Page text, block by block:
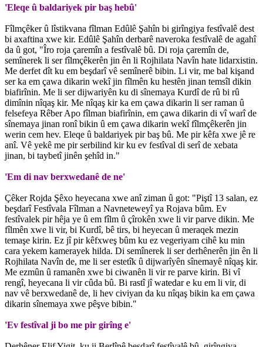
'Eleqe û baldariyek pir baş hebû'
Fîlmçêker û lîstikvana fîlman Edûlê Şahîn bi girîngiya festîvalê dest
bi axaftina xwe kir. Edûlê Şahîn derbarê naveroka festîvalê de agahî
da û got, "Îro roja çaremîn a festîvalê bû. Di roja çaremîn de,
semînerek li ser fîlmçêkerên jin ên li Rojhilata Navîn hate lidarxistin.
Me derfet dît ku em beşdarî vê semînerê bibin. Li vir, me bal kişand
ser ka em çawa dikarin wekî jin fîlmên ku hestên jinan temsîl dikin
biafirînin. Me li ser dijwariyên ku di sînemaya Kurdî de rû bi rû
dimînin nîqaş kir. Me nîqaş kir ka em çawa dikarin li ser raman û
felsefeya Rêber Apo fîlman biafirînin, em çawa dikarin di vî warî de
sînemaya jinan ronî bikin û em çawa dikarin wekî fîlmçêkerên jin
werin cem hev. Eleqe û baldariyek pir baş bû. Me pir kêfa xwe jê re
anî. Vê yekê me pir serbilind kir ku ev festîval di serî de xebata
jinan, bi taybetî jinên şehîd in."
'Em di nav berxwedanê de ne'
Çêker Rojda Şêxo heyecana xwe anî ziman û got: "Piştî 13 salan, ez
beşdarî Festîvala Fîlman a Navneteweyî ya Rojava bûm. Ev
festîvalek pir hêja ye û em fîlm û çîrokên xwe li vir parve dikin. Me
fîlmên xwe li vir, bi Kurdî, bê tirs, bi heyecan û meraqek mezin
temaşe kirin. Ez jî pir kêfxweş bûm ku ez vegeriyam cihê ku min
cara yekem kamerayek hilda. Di semînerek li ser derhênerên jin ên li
Rojhilata Navîn de, me li ser estetîk û dijwarîyên sînemayê nîqaş kir.
Me ezmûn û ramanên xwe bi ciwanên li vir re parve kirin. Bi vî
rengî, heyecana li vir cûda bû. Bi rastî jî watedar e ku em li vir, di
nav vê berxwedanê de, li hev civiyan da ku nîqaş bikin ka em çawa
dikarin sînemaya xwe pêşve bibin."
'Ev festîval ji bo me pir girîng e'